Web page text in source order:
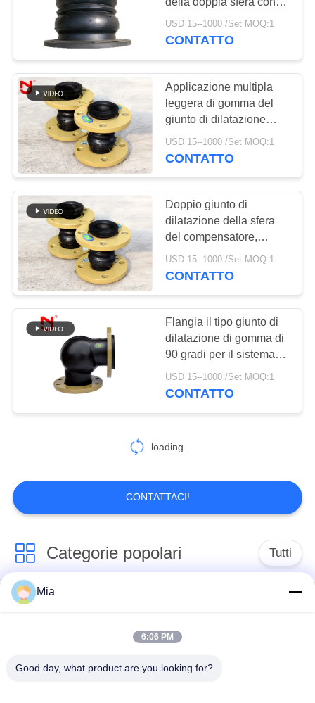
rinforzo dello strato
USD 15--1000 /Set MOQ:1
CONTATTO
Applicazione multipla
leggera di gomma del
giunto di dilatazione
della sfera del doppio
del ODM dell'OEM
USD 15--1000 /Set MOQ:1
CONTATTO
Doppio giunto di
dilatazione della sfera
del compensatore,
soffietti di espansione
per i tubi
USD 15--1000 /Set MOQ:1
CONTATTO
Flangia il tipo giunto di
dilatazione di gomma di
90 gradi per il sistema di
impianto idraulico
USD 15--1000 /Set MOQ:1
CONTATTO
loading...
CONTATTACI!
Categorie popolari Tutti
Giunto di dilatazione
di gomma della
Giunto di dilatazione
Giunto di dilatazione
Mia
6:06 PM
Good day, what product are you looking for?